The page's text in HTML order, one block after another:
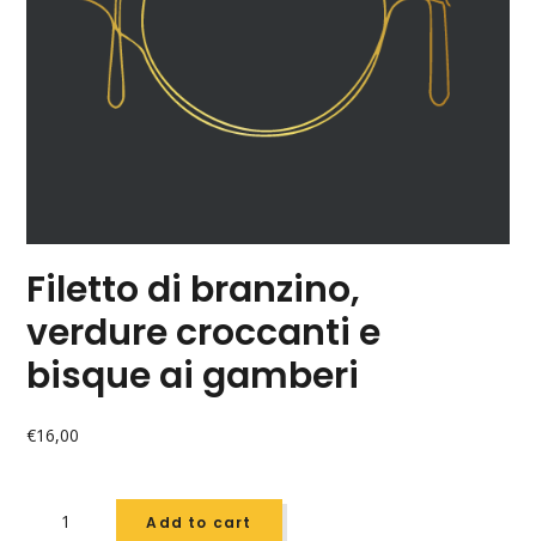
Filetto di branzino,
verdure croccanti e
bisque ai gamberi
€16,00
BRANZINO, Add to cart